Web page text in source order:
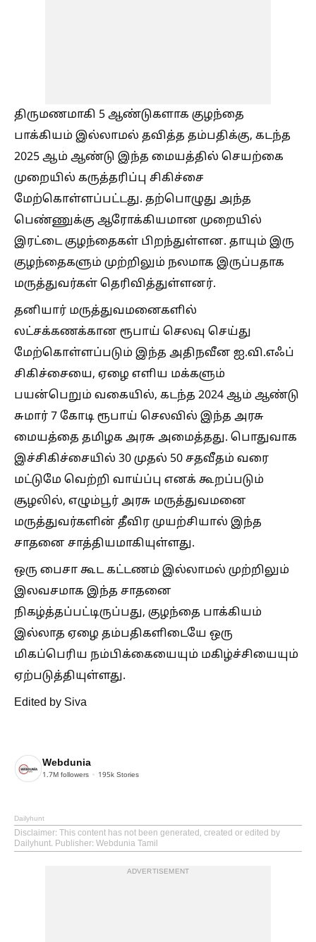
திருமணமாகி 5 ஆண்டுகளாக குழந்தை
பாக்கியம் இல்லாமல் தவித்த தம்பதிக்கு, கடந்த
2025 ஆம் ஆண்டு இந்த மையத்தில் செயற்கை
முறையில் கருத்தரிப்பு சிகிச்சை
மேற்கொள்ளப்பட்டது. தற்பொழுது அந்த
பெண்ணுக்கு ஆரோக்கியமான முறையில்
இரட்டை குழந்தைகள் பிறந்துள்ளன. தாயும் இரு
குழந்தைகளும் முற்றிலும் நலமாக இருப்பதாக
மருத்துவர்கள் தெரிவித்துள்ளனர்.
தனியார் மருத்துவமனைகளில்
லட்சக்கணக்கான ரூபாய் செலவு செய்து
மேற்கொள்ளப்படும் இந்த அதிநவீன ஐ.வி.எஃப்
சிகிச்சையை, ஏழை எளிய மக்களும்
பயன்பெறும் வகையில், கடந்த 2024 ஆம் ஆண்டு
சுமார் 7 கோடி ரூபாய் செலவில் இந்த அரசு
மையத்தை தமிழக அரசு அமைத்தது. பொதுவாக
இச்சிகிச்சையில் 30 முதல் 50 சதவீதம் வரை
மட்டுமே வெற்றி வாய்ப்பு எனக் கூறப்படும்
சூழலில், எழும்பூர் அரசு மருத்துவமனை
மருத்துவர்களின் தீவிர முயற்சியால் இந்த
சாதனை சாத்தியமாகியுள்ளது.
ஒரு பைசா கூட கட்டணம் இல்லாமல் முற்றிலும்
இலவசமாக இந்த சாதனை
நிகழ்த்தப்பட்டிருப்பது, குழந்தை பாக்கியம்
இல்லாத ஏழை தம்பதிகளிடையே ஒரு
மிகப்பெரிய நம்பிக்கையையும் மகிழ்ச்சியையும்
ஏற்படுத்தியுள்ளது.
Edited by Siva
Webdunia
1.7M followers 195k Stories
Dailyhunt
Disclaimer: This content has not been generated, created or edited by
Dailyhunt. Publisher: Webdunia Tamil
ADVERTISEMENT